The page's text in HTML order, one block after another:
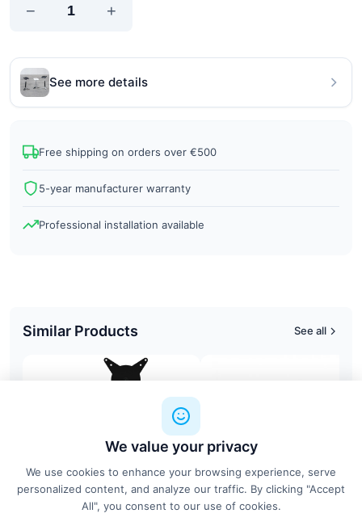
− +
See more details
Free shipping on orders over €500
5-year manufacturer warranty
Professional installation available
Similar Products See all
We value your privacy
We use cookies to enhance your browsing experience, serve
personalized content, and analyze our traffic. By clicking "Accept
All", you consent to our use of cookies.